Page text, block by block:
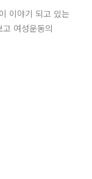
이야기 되고 있는
여성운동의